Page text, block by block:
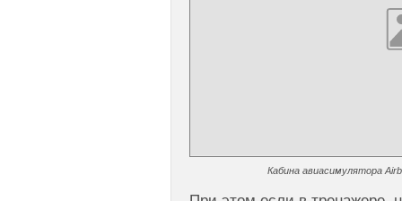
Кабина авиасимулятора